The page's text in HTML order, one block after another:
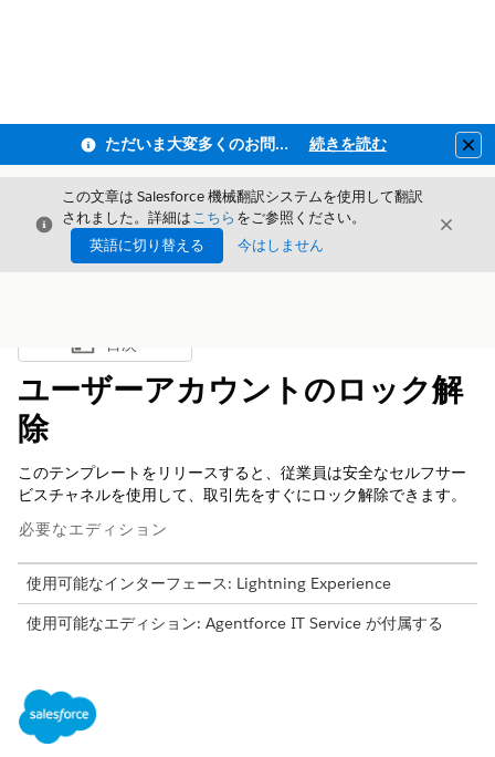
ただいま大変多くのお問い合わせをいただいており、ご連絡までにお時間を頂戴しております 続きを読む
閉じる
この文章は Salesforce 機械翻訳システムを使用して翻訳
されました。詳細はこちら をご参照ください。
英語に切り替える
今はしません
閉じる
目次を表示
目次
ユーザーアカウントのロック解
除
このテンプレートをリリースすると、従業員は安全なセルフサー
ビスチャネルを使用して、取引先をすぐにロック解除できます。
必要なエディション
使用可能なインターフェース: Lightning Experience
使用可能なエディション: Agentforce IT Service が付属する
このテンプレートでは、正確かつ監査可能な履行のために重要な
ユーザーの詳細を取得するサービス要求レコードが作成されま